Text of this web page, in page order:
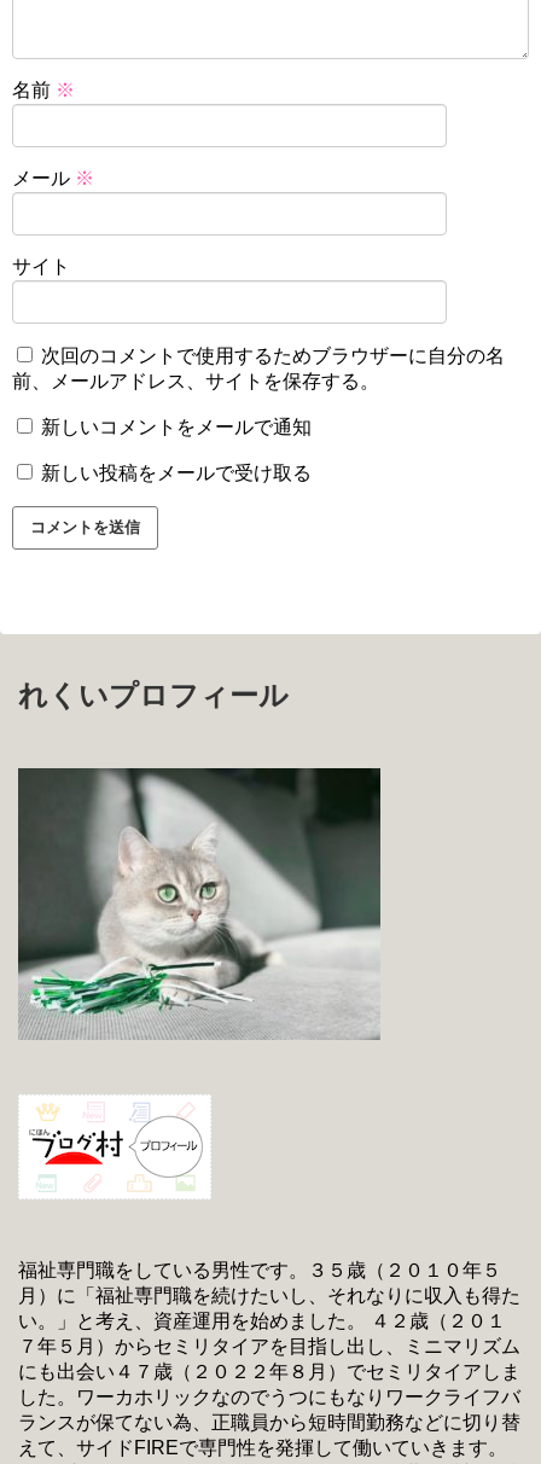
名前 ※
メール ※
サイト
次回のコメントで使用するためブラウザーに自分の名
前、メールアドレス、サイトを保存する。
新しいコメントをメールで通知
新しい投稿をメールで受け取る
れくいプロフィール
福祉専門職をしている男性です。３５歳（２０１０年５
月）に「福祉専門職を続けたいし、それなりに収入も得た
い。」と考え、資産運用を始めました。 ４２歳（２０１
７年５月）からセミリタイアを目指し出し、ミニマリズム
にも出会い４７歳（２０２２年８月）でセミリタイアしま
した。ワーカホリックなのでうつにもなりワークライフバ
ランスが保てない為、正職員から短時間勤務などに切り替
えて、サイドFIREで専門性を発揮して働いていきます。